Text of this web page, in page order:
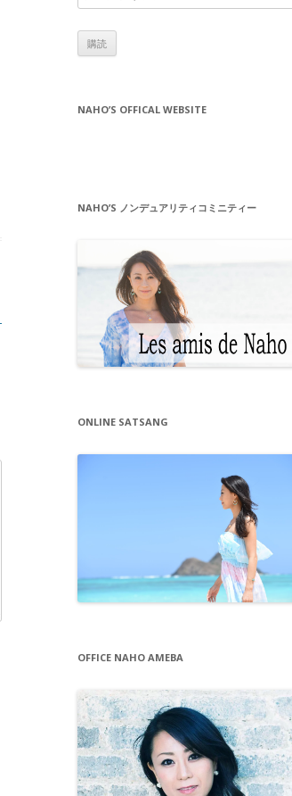
ー
ル
ア
NAHO’S OFFICAL WEBSITE
NAHO’S ノンデュアリティコミニティー
ONLINE SATSANG
OFFICE NAHO AMEBA